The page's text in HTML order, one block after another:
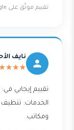
تقييم موثّق على Google
نايف
تقييم إيجابي في:
الخدمات:
ومكاتب.